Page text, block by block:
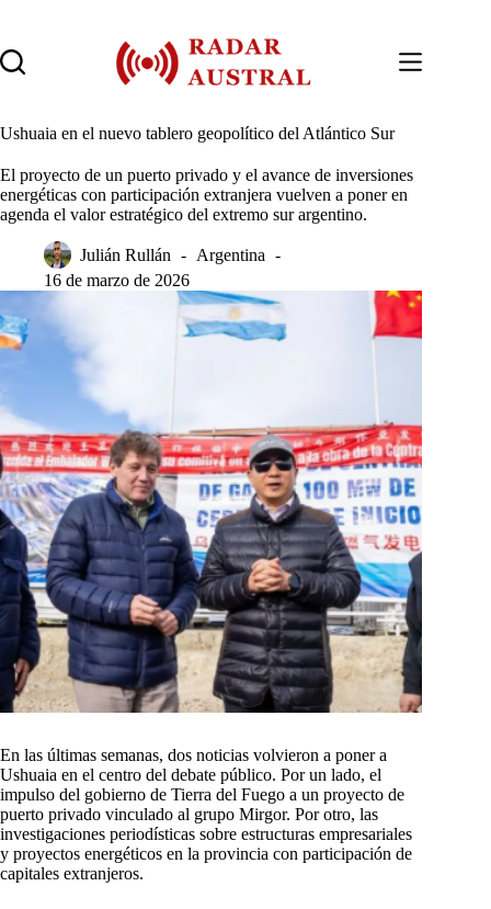
contenido
Ushuaia en el nuevo tablero geopolítico del Atlántico Sur
El proyecto de un puerto privado y el avance de inversiones
energéticas con participación extranjera vuelven a poner en
agenda el valor estratégico del extremo sur argentino.
Julián Rullán
Argentina
16 de marzo de 2026
En las últimas semanas, dos noticias volvieron a poner a
Ushuaia en el centro del debate público. Por un lado, el
impulso del gobierno de Tierra del Fuego a un proyecto de
puerto privado vinculado al grupo Mirgor. Por otro, las
investigaciones periodísticas sobre estructuras empresariales
y proyectos energéticos en la provincia con participación de
capitales extranjeros.